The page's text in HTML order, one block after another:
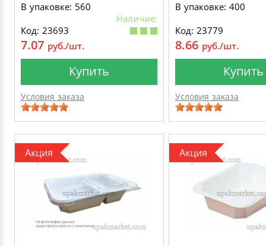
В упаковке: 560
Наличие:
Код: 23693
7.07 руб./шт.
Купить
Условия заказа
В упаковке: 400
Код: 23779
8.66 руб./шт.
Купить
Условия заказа
Акция Акция